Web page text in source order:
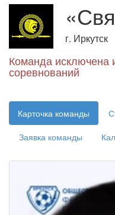
г. Иркутск
Команда исключена
соревнований
Карточка команды
Заявка команды